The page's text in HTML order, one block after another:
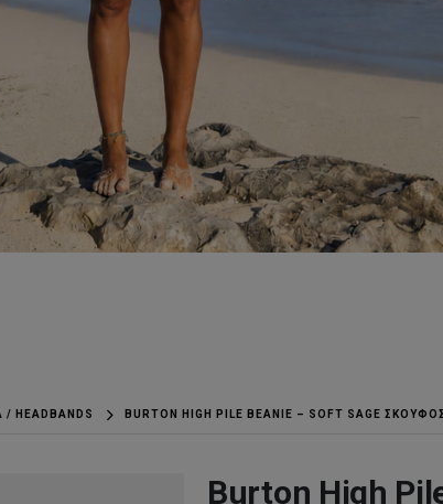
HEADBANDS BURTON HIGH PILE BEANIE – SOFT SAGE
Burton High